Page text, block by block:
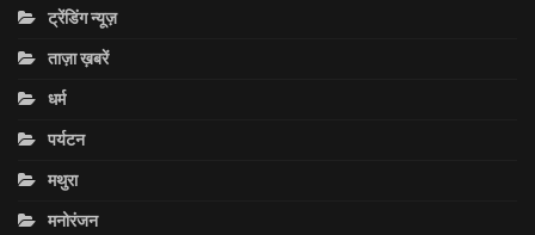
ट्रेंडिंग न्यूज़
ताज़ा ख़बरें
धर्म
पर्यटन
मथुरा
मनोरंजन